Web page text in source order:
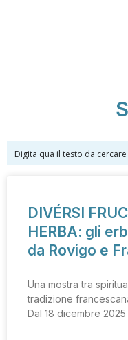
DIVÉRSI
HERBA: gli
da Rovigo e
Una mostra tra
tradizione
Dal 18 dicembre